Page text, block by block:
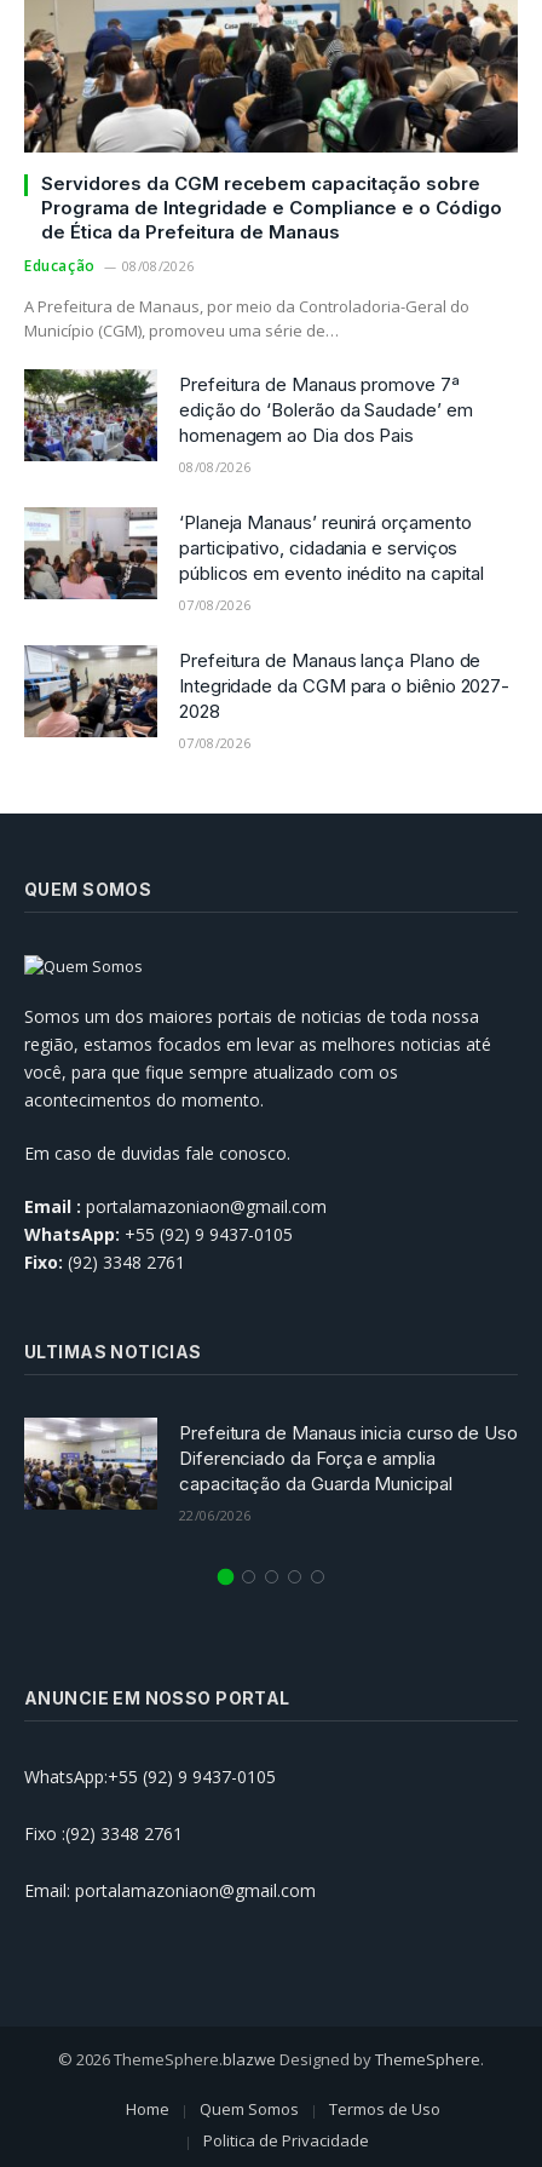
Servidores da CGM recebem capacitação sobre
Programa de Integridade e Compliance e o Código
de Ética da Prefeitura de Manaus
Educação 08/08/2026
A Prefeitura de Manaus, por meio da Controladoria-Geral do
Município (CGM), promoveu uma série de…
Prefeitura de Manaus promove 7ª
edição do ‘Bolerão da Saudade’ em
homenagem ao Dia dos Pais
08/08/2026
‘Planeja Manaus’ reunirá orçamento
participativo, cidadania e serviços
públicos em evento inédito na capital
07/08/2026
Prefeitura de Manaus lança Plano de
Integridade da CGM para o biênio 2027-
2028
07/08/2026
QUEM SOMOS
Somos um dos maiores portais de noticias de toda nossa
região, estamos focados em levar as melhores noticias até
você, para que fique sempre atualizado com os
acontecimentos do momento.
Em caso de duvidas fale conosco.
Email : portalamazoniaon@gmail.com
WhatsApp: +55 (92) 9 9437-0105
Fixo: (92) 3348 2761
ULTIMAS NOTICIAS
Prefeitura de Manaus inicia curso de Uso
Diferenciado da Força e amplia
capacitação da Guarda Municipal
22/06/2026
ANUNCIE EM NOSSO PORTAL
WhatsApp:+55 (92) 9 9437-0105
Fixo :(92) 3348 2761
Email: portalamazoniaon@gmail.com
© 2026 ThemeSphere.blazwe Designed by ThemeSphere.
Home Quem Somos
Termos de Uso
Politica de Privacidade